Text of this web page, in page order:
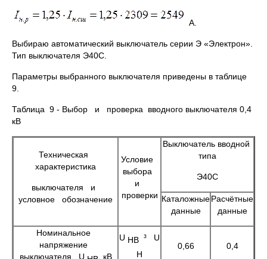
А.
Выбираю автоматический выключатель серии Э «Электрон».
Тип выключателя Э40С.
Параметры выбранного выключателя приведены в таблице
9.
Таблица 9 - Выбор и проверка вводного выключателя 0,4
кВ
Техническая
характеристика
выключателя и
условное обозначение
Условие
выбора
и
проверки
Выключатель вводной
типа
Э40С
Каталожные
данные
Расчётные
данные
Номинальное
напряжение
выключателя, U
, кВ
U НВ ³ U
Н
0,66 0,4